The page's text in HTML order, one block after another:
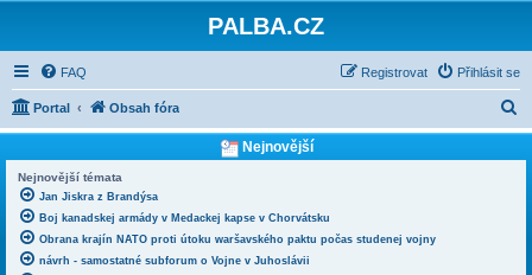
PALBA.CZ
FAQ Přihlásit se
Registrovat
Portal Obsah fóra
l
e
Nejnovější
Nejnovější témata
Jan Jiskra z Brandýsa
Boj kanadskej armády v Medackej kapse v Chorvátsku
Obrana krajín NATO proti útoku waršavského paktu počas studenej vojny
návrh - samostatné subforum o Vojne v Juhoslávii